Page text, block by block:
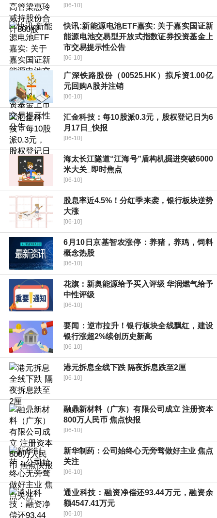
[06-10]
快讯:新能源电池ETF嘉实: 关于嘉实国证新
能源电池交易型开放式指数证券投资基金上
市交易提示性公告
[06-10]
广深铁路股份（00525.HK）拟斥资1.00亿
元回购A股并注销
[06-10]
汇金科技：每10股派0.3元，股权登记日为6
月17日_快报
[06-10]
海太长江隧道“江海号”盾构机掘进突破6000
米大关_即时焦点
[06-10]
股息率近4.5%！分红季来袭，银行板块逆势
大涨
[06-10]
6月10日京基智农涨停：养猪，养鸡，饲料
概念热股
[06-10]
花旗：新奥能源给予买入评级 华润燃气给予
中性评级
[06-10]
要闻：逆市拉升！银行板块全线飘红，建设
银行涨超2%续创历史新高
[06-10]
港元拆息全线下跌 隔夜拆息跌至2厘
[06-10]
融鼎新材料（广东）有限公司成立 注册资本
800万人民币 焦点快报
[06-10]
新华制药：公司始终心无旁骛做好主业 焦点
关注
[06-10]
通业科技：融资净偿还93.44万元，融资余
额4547.41万元
[06-10]